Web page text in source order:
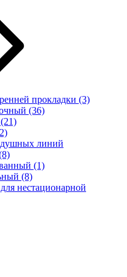
прокладки (3)
(36)
(21)
линий
(1)
(8)
нестационарной